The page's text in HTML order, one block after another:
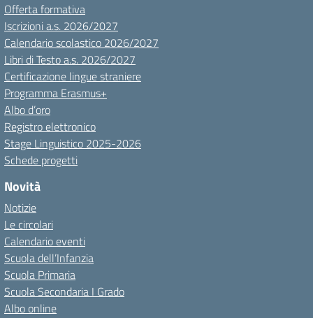
Offerta formativa
Iscrizioni a.s. 2026/2027
Calendario scolastico 2026/2027
Libri di Testo a.s. 2026/2027
Certificazione lingue straniere
Programma Erasmus+
Albo d’oro
Registro elettronico
Stage Linguistico 2025-2026
Schede progetti
Novità
Notizie
Le circolari
Calendario eventi
Scuola dell’Infanzia
Scuola Primaria
Scuola Secondaria I Grado
Albo online